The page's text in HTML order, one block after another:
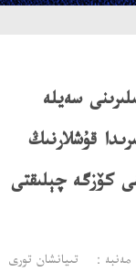
سەيلە
قۇشلارنىڭ
كۆزگە چېلىقتى
مەنبە： تىيانشان تورى